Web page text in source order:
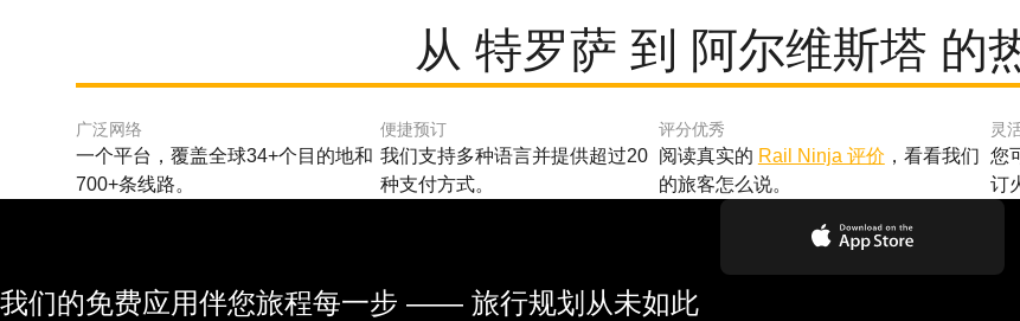
从 特罗萨 到 阿尔维斯塔 的
广泛网络
一个平台，覆盖全球34+个目的地和
700+条线路。
便捷预订
我们支持多种语言并提供超过20
种支付方式。
评分优秀
阅读真实的 Rail Ninja 评价 ，看看我们
的旅客怎么说。
灵
您
订
我们的免费应用伴您旅程每一步 —— 旅行规划从未如此